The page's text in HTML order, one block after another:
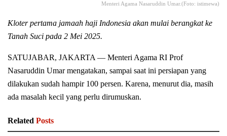
Menteri Agama Nasaruddin Umar.(Foto: istimewa)
Kloter pertama jamaah haji Indonesia akan mulai berangkat ke
Tanah Suci pada 2 Mei 2025.
SATUJABAR, JAKARTA — Menteri Agama RI Prof
Nasaruddin Umar mengatakan, sampai saat ini persiapan yang
dilakukan sudah hampir 100 persen. Karena, menurut dia, masih
ada masalah kecil yang perlu dirumuskan.
Related Posts